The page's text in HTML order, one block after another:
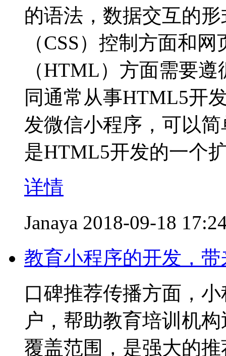
的语法，数据交互的
（CSS）控制方面和
（HTML）方面需要
同通常从事HTML5开
发微信小程序，可以
是HTML5开发的一个
详情
Janaya 2018-09-18
教育小程序的开发，
口碑推荐传播方面，
户，帮助教育培训机
覆盖范围，是强大的